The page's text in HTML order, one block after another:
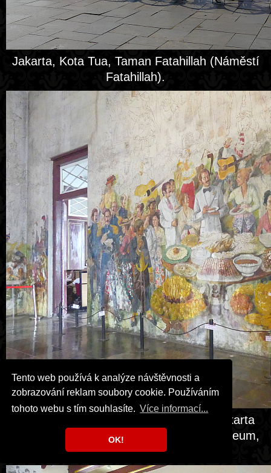
Tento web používá k analýze návštěvnosti a
zobrazování reklam soubory cookie. Používáním
tohoto webu s tím souhlasíte. Více informací...
OK!
Jakarta, Kota Tua, Taman Fatahillah (Náměstí
Fatahillah).
Jakarta, Kota Tua, Museum Sejarah Jakarta
(Jakarta History Museum, Fatahillah Museum,
Batavia Museum).